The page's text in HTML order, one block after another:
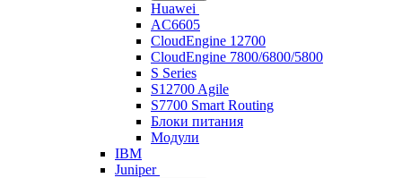
Huawei
AC6605
CloudEngine 12700
CloudEngine 7800/6800/5800
S Series
S12700 Agile
S7700 Smart Routing
Блоки питания
Модули
IBM
Juniper